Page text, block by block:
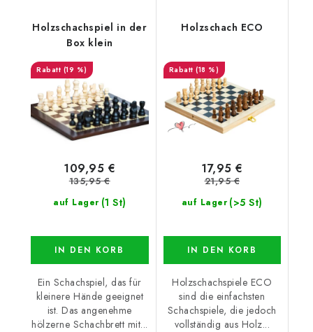
Holzschachspiel in der
Box klein
(19 %)
auf Lager (1 St)
109,95 €
135,95 €
IN DEN KORB
Ein Schachspiel, das für
kleinere Hände geeignet
ist. Das angenehme
hölzerne Schachbrett mit...
Holzschach ECO
(18 %)
auf Lager (>5 St)
17,95 €
21,95 €
IN DEN KORB
Holzschachspiele ECO
sind die einfachsten
Schachspiele, die jedoch
vollständig aus Holz...